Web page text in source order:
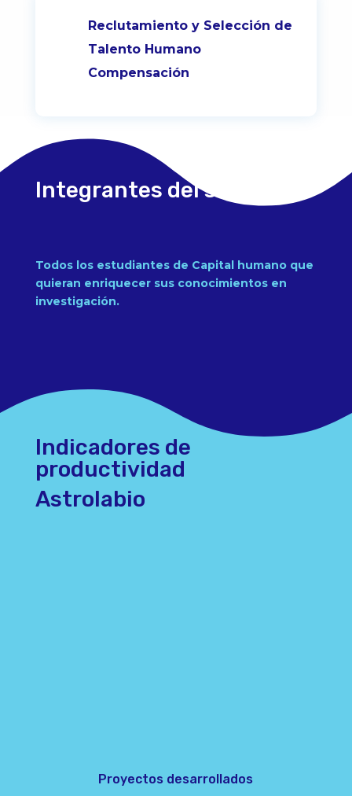
Reclutamiento y Selección de
Talento Humano
Compensación
Integrantes del semillero
Todos los estudiantes de Capital humano que
quieran enriquecer sus conocimientos en
investigación.
Indicadores de
productividad
Astrolabio
Proyectos desarrollados